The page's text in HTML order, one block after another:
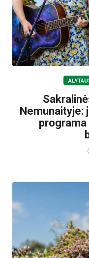
Nemunaityje: